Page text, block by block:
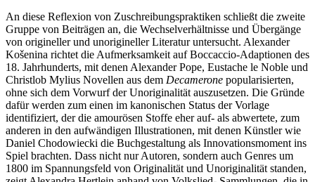
An diese Reflexion von Zuschreibungspraktiken schließt die zweite
Gruppe von Beiträgen an, die Wechselverhältnisse und Übergänge
von origineller und unorigineller Literatur untersucht. Alexander
Košenina richtet die Aufmerksamkeit auf Boccaccio-Adaptionen des
18. Jahrhunderts, mit denen Alexander Pope, Eustache le Noble und
Christlob Mylius Novellen aus dem Decamerone popularisierten,
ohne sich dem Vorwurf der Unoriginalität auszusetzen. Die Gründe
dafür werden zum einen im kanonischen Status der Vorlage
identifiziert, der die amourösen Stoffe eher auf- als abwertete, zum
anderen in den aufwändigen Illustrationen, mit denen Künstler wie
Daniel Chodowiecki die Buchgestaltung als Innovationsmoment ins
Spiel brachten. Dass nicht nur Autoren, sondern auch Genres um
1800 im Spannungsfeld von Originalität und Unoriginalität standen,